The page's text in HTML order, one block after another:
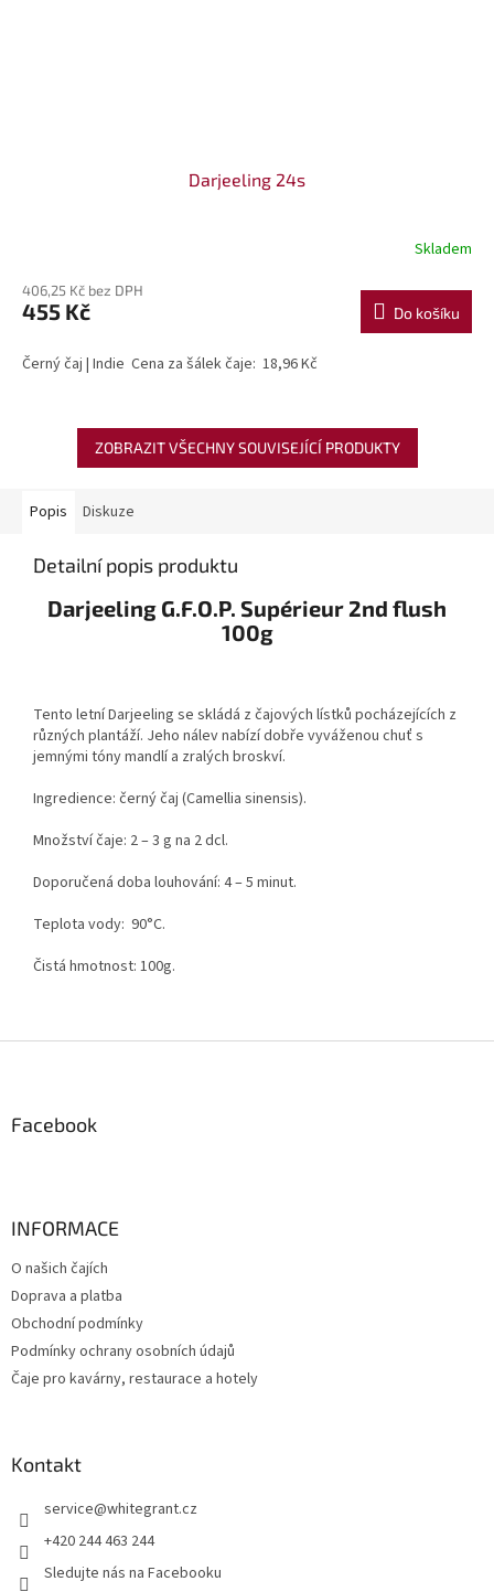
Darjeeling 24s
Skladem
406,25 Kč bez DPH
455 Kč Do košíku
Černý čaj | Indie Cena za šálek čaje: 18,96 Kč
ZOBRAZIT VŠECHNY SOUVISEJÍCÍ PRODUKTY
Popis Diskuze
Detailní popis produktu
Darjeeling G.F.O.P. Supérieur 2nd flush
100g
Tento letní Darjeeling se skládá z čajových lístků pocházejících z
různých plantáží. Jeho nálev nabízí dobře vyváženou chuť s
jemnými tóny mandlí a zralých broskví.
Ingredience: černý čaj (Camellia sinensis).
Množství čaje: 2 – 3 g na 2 dcl.
Doporučená doba louhování: 4 – 5 minut.
Teplota vody: 90°C.
Čistá hmotnost: 100g.
Facebook
INFORMACE
O našich čajích
Doprava a platba
Obchodní podmínky
Podmínky ochrany osobních údajů
Čaje pro kavárny, restaurace a hotely
Kontakt
service@whitegrant.cz
+420 244 463 244
Sledujte nás na Facebooku